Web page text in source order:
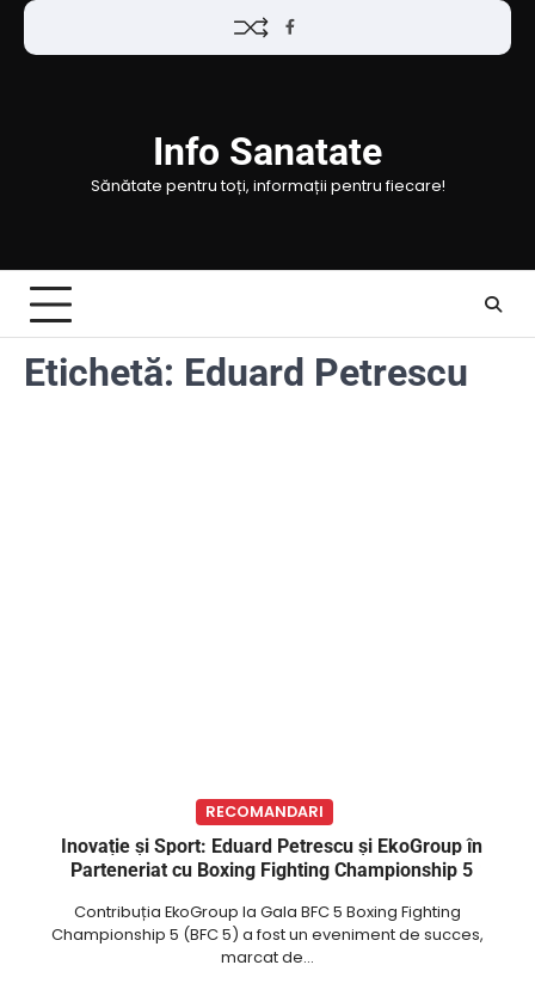
Skip
Facebook
Info Sanatate
Sănătate pentru toți, informații pentru fiecare!
Etichetă: Eduard Petrescu
RECOMANDARI
Inovație și Sport: Eduard Petrescu și EkoGroup în
Parteneriat cu Boxing Fighting Championship 5
Contribuția EkoGroup la Gala BFC 5 Boxing Fighting
Championship 5 (BFC 5) a fost un eveniment de succes,
marcat de…